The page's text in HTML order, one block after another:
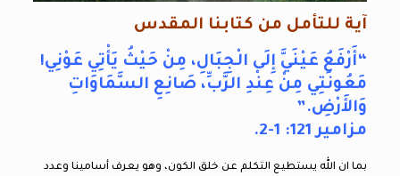
آية للتأمل من كتابنا المقدس
“أَرْفَعُ عَيْنَيَّ إِلَى الْجِبَالِ، مِنْ حَيْثُ يَأْتِي عَوْنِي!
مَعُونَتِي مِنْ عِنْدِ الرَّبِّ، صَانِعِ السَّمَاوَاتِ
وَالأَرْضِ.”
مزامير 121: 1-2.
بما ان الله يستطيع التكلم عن خلق الكون، وهو يعرف أسامينا وعدد